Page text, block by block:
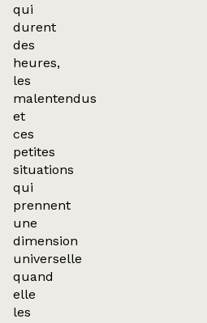
qui
durent
des
heures,
les
malentendus
et
ces
petites
situations
qui
prennent
une
dimension
universelle
quand
elle
les